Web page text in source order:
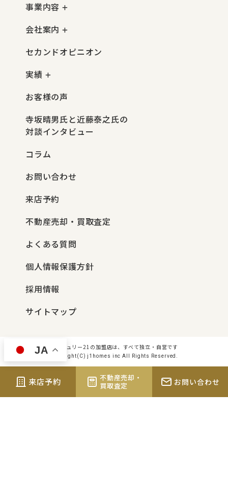
事業内容
会社案内
セカンドオピニオン
実績
お客様の声
寺坂晴男氏と近藤泰之氏の
対談インタビュー
コラム
お問い合わせ
来店予約
不動産売却・買取査定
よくある質問
個人情報保護方針
採用情報
サイトマップ
センチュリー21の加盟店は、すべて独立・自営です
Copyright(C) j1homes inc All Rights Reserved.
来店予約
不動産売却・
買取査定
お問い合わせ
JA